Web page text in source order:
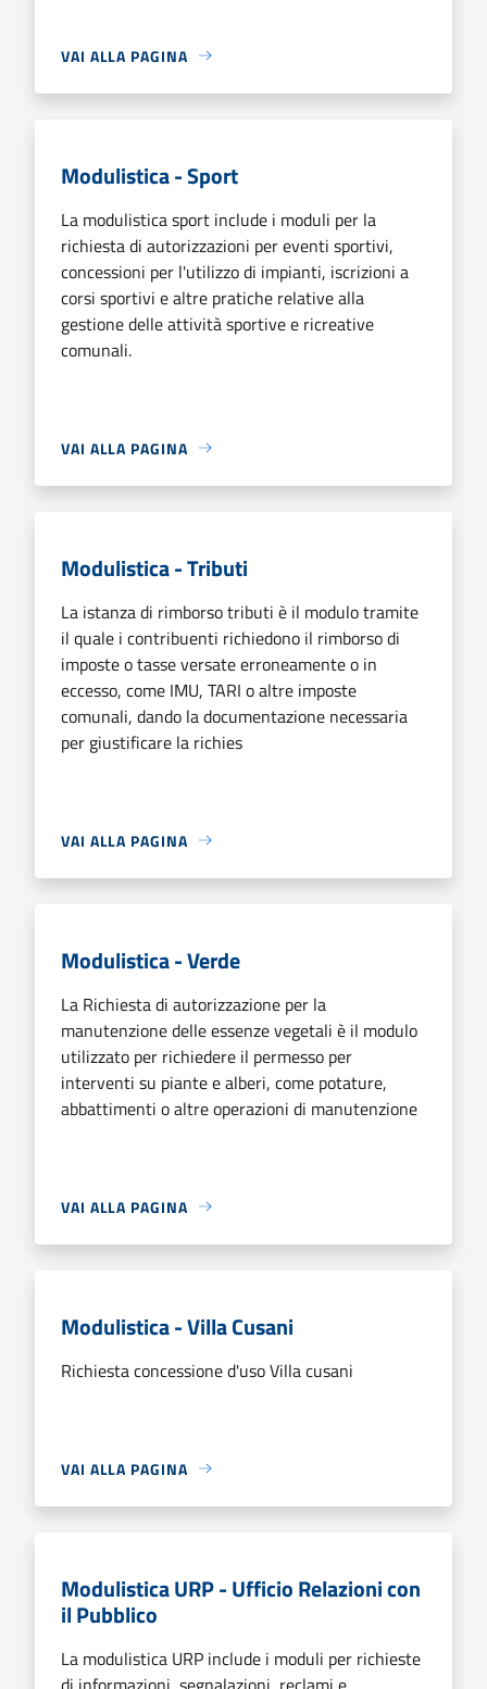
VAI ALLA PAGINA
Modulistica - Sport
La modulistica sport include i moduli per la
richiesta di autorizzazioni per eventi sportivi,
concessioni per l'utilizzo di impianti, iscrizioni a
corsi sportivi e altre pratiche relative alla
gestione delle attività sportive e ricreative
comunali.
VAI ALLA PAGINA
Modulistica - Tributi
La istanza di rimborso tributi è il modulo tramite
il quale i contribuenti richiedono il rimborso di
imposte o tasse versate erroneamente o in
eccesso, come IMU, TARI o altre imposte
comunali, dando la documentazione necessaria
per giustificare la richies
VAI ALLA PAGINA
Modulistica - Verde
La Richiesta di autorizzazione per la
manutenzione delle essenze vegetali è il modulo
utilizzato per richiedere il permesso per
interventi su piante e alberi, come potature,
abbattimenti o altre operazioni di manutenzione
VAI ALLA PAGINA
Modulistica - Villa Cusani
Richiesta concessione d'uso Villa cusani
VAI ALLA PAGINA
Modulistica URP - Ufficio Relazioni con
il Pubblico
La modulistica URP include i moduli per richieste